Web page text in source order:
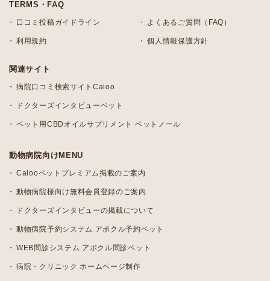
TERMS・FAQ
口コミ投稿ガイドライン よくあるご質問（FAQ）
利用規約 個人情報保護方針
関連サイト
病院口コミ検索サイトCaloo
ドクターズインタビューペット
ペット用CBDオイルサプリメント ペットノール
動物病院向けMENU
Calooペットプレミアム掲載のご案内
動物病院様向け無料会員登録のご案内
ドクターズインタビューの掲載について
動物病院予約システム アポクル予約ペット
WEB問診システム アポクル問診ペット
病院・クリニック ホームページ制作